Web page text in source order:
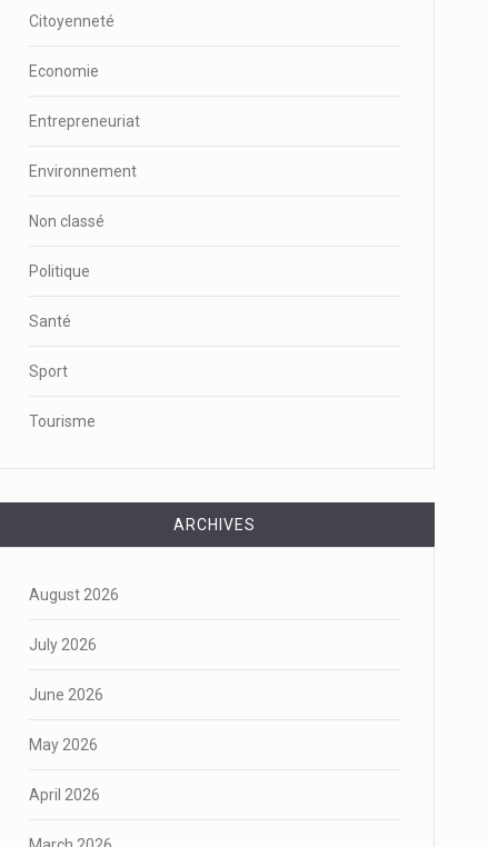
Citoyenneté
Economie
Entrepreneuriat
Environnement
Non classé
Politique
Santé
Sport
Tourisme
ARCHIVES
August 2026
July 2026
June 2026
May 2026
April 2026